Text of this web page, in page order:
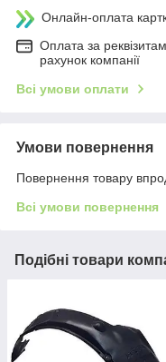
Онлайн-оплата
Оплата за
рахунок компанії
Всі умови оплати
Умови повернення
Повернення товару
Всі умови повернення
Подібні товари